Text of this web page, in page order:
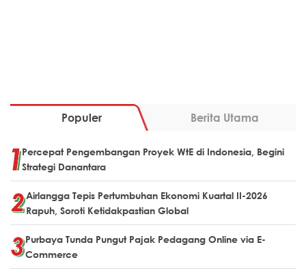
Populer Berita Utama
Percepat Pengembangan Proyek WtE di Indonesia, Begini
Strategi Danantara
Airlangga Tepis Pertumbuhan Ekonomi Kuartal II-2026
Rapuh, Soroti Ketidakpastian Global
Purbaya Tunda Pungut Pajak Pedagang Online via E-
Commerce